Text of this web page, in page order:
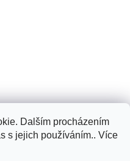
Dalším procházením
s jejich používáním.. Více